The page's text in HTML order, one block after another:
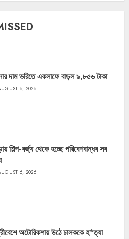
দাম ভরিতে একলাফে বাড়ল ৯,৮৫৬ টাকা
6, 2026
শিল্প-বর্জ্য থেকে হচ্ছে পরিবেশবান্ধব সব
6, 2026
অটোরিকশায় উঠে চালককে হ*ত্যা